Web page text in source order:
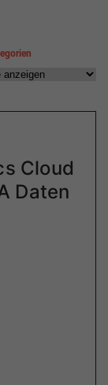
Cloud
Daten